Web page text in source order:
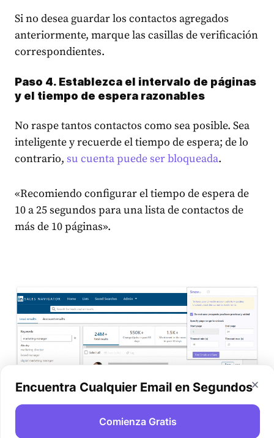
Si no desea guardar los contactos agregados
anteriormente, marque las casillas de verificación
correspondientes.
Paso 4. Establezca el intervalo de páginas
y el tiempo de espera razonables
No raspe tantos contactos como sea posible. Sea
inteligente y recuerde el tiempo de espera; de lo
contrario, su cuenta puede ser bloqueada.
«Recomiendo configurar el tiempo de espera de
10 a 25 segundos para una lista de contactos de
más de 10 páginas».
Encuentra Cualquier Email en Segundos
Comienza Gratis